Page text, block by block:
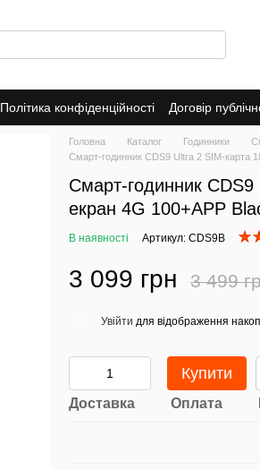
Політика конфіденційності Договір
Головна Каталог Годинники
Смарт-годинник CDS9 Ultra 2 SIM-карта
Смарт-годинник
екран 4G 100+APP
В наявності Артикул: CDS9B
3 099 грн 3 499
Увійти для відображення
Купити
Доставка Оплата